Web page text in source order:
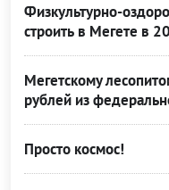
Физкультурно-
строить в Мегете в
Мегетскому
рублей из
Просто космос!